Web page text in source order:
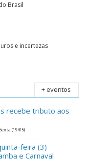
Brasil
e incertezas
+ eventos
recebe tributo aos
(19/05)
feira (3)
e Carnaval